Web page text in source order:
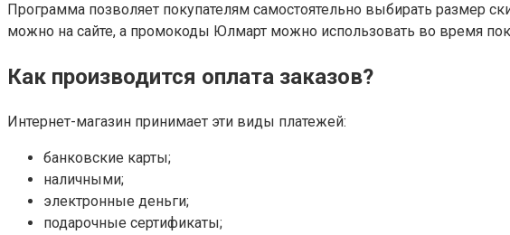
Программа позволяет покупателям самостоятельно выбирать размер
можно на сайте, а промокоды Юлмарт можно использовать во время
Как производится оплата заказов?
Интернет-магазин принимает эти виды платежей:
банковские карты;
наличными;
электронные деньги;
подарочные сертификаты;